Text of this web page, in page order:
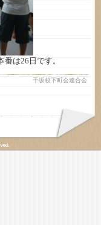
は26日です。
千坂校下町会連合会